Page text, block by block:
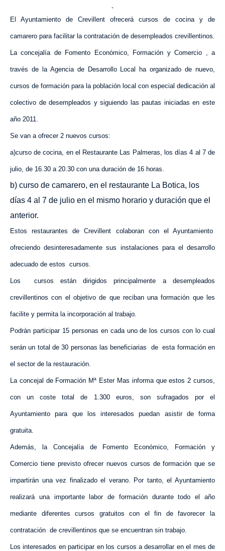
El Ayuntamiento de Crevillent ofrecerá cursos de cocina y de
camarero para facilitar la contratación de desempleados crevillentinos.
La concejalía de Fomento Económico, Formación y Comercio , a
través de la Agenciade Desarrollo Local ha organizado de nuevo,
cursos de formación para la población local con especial dedicación al
colectivo de desempleados y siguiendo las pautas iniciadas en este
año 2011.
Se van a ofrecer 2 nuevos cursos:
a)curso de cocina, en el Restaurante Las Palmeras, los días 4 al 7 de
julio, de 16.30 a20.30 con una duración de 16 horas.
b) curso de camarero, en el restaurante La Botica, los
días 4 al 7 de julio en el mismo horario y duración que el
anterior.
Estos restaurantes de Crevillent colaboran con el Ayuntamiento
ofreciendo desinteresadamente sus instalaciones para el desarrollo
adecuado de estos cursos.
Los cursos están dirigidos principalmente a desempleados
crevillentinos con el objetivo de que reciban una formación que les
facilite y permita la incorporación al trabajo.
Podrán participar 15 personas en cada uno de los cursos con lo cual
serán un total de 30 personas las beneficiarias de esta formación en
el sector de la restauración.
La concejal de Formación Mª Ester Mas informa que estos 2 cursos,
con un coste total de 1.300 euros, son sufragados por el
Ayuntamiento para que los interesados puedan asistir de forma
gratuita.
Además, la Concejalíade Fomento Económico, Formación y
Comercio tiene previsto ofrecer nuevos cursos de formación que se
impartirán una vez finalizado el verano. Por tanto, el Ayuntamiento
realizará una importante labor de formación durante todo el año
mediante diferentes cursos gratuitos con el fin de favorecer la
contratación de crevillentinos que se encuentran sin trabajo.
Los interesados en participar en los cursos a desarrollar en el mes de